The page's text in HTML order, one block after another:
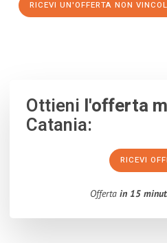
RICEVI UN'OFFERTA NON
Ottieni l'offerta
Catania:
RICEVI
Offerta in 15